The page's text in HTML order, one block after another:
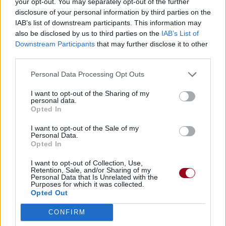
disclosure of your personal information by third parties on the
IAB’s list of downstream participants. This information may
also be disclosed by us to third parties on the IAB’s List of
Downstream Participants that may further disclose it to other
Personal Data Processing Opt Outs
I want to opt-out of the Sharing of my
personal data.
Opted In
I want to opt-out of the Sale of my
Personal Data.
Opted In
I want to opt-out of Collection, Use,
Retention, Sale, and/or Sharing of my
Personal Data that Is Unrelated with the
Purposes for which it was collected.
Opted Out
CONFIRM